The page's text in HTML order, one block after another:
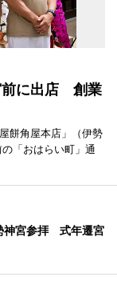
前に出店 創業
餅角屋本店」（伊勢
「おはらい町」通
神宮参拝 式年遷宮